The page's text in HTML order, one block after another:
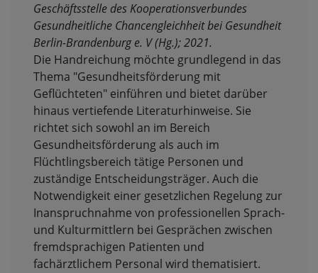
Geschäftsstelle des Kooperationsverbundes
Gesundheitliche Chancengleichheit bei Gesundheit
Berlin-Brandenburg e. V (Hg.); 2021.
Die Handreichung möchte grundlegend in das
Thema "Gesundheitsförderung mit
Geflüchteten" einführen und bietet darüber
hinaus vertiefende Literaturhinweise. Sie
richtet sich sowohl an im Bereich
Gesundheitsförderung als auch im
Flüchtlingsbereich tätige Personen und
zuständige Entscheidungsträger. Auch die
Notwendigkeit einer gesetzlichen Regelung zur
Inanspruchnahme von professionellen Sprach-
und Kulturmittlern​ bei Gesprächen zwischen
fremdsprachigen Patienten und
fachärztlichem Personal wird thematisiert.